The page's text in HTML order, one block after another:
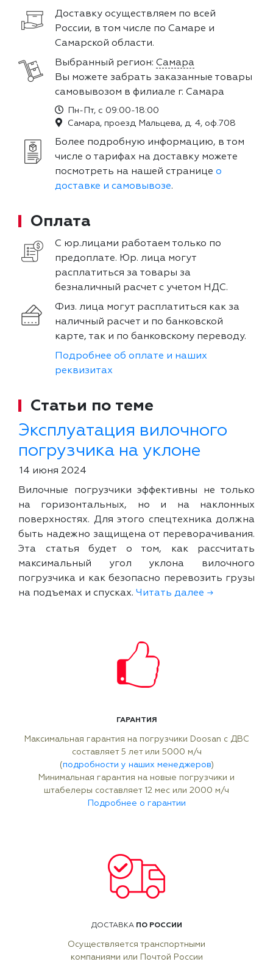
Доставку осуществляем по всей
России, в том числе по Самаре и
Самарской области.
Выбранный регион: Самара
Вы можете забрать заказанные товары
самовывозом в филиале г. Самара
Пн-Пт, с 09:00-18:00
Самара, проезд Мальцева, д. 4, оф.708
Более подробную информацию, в том
числе о тарифах на доставку можете
посмотреть на нашей странице о
доставке и самовывозе.
Оплата
С юр.лицами работаем только по
предоплате. Юр. лица могут
расплатиться за товары за
безналичный расчет с учетом НДС.
Физ. лица могут расплатиться как за
наличный расчет и по банковской
карте, так и по банковскому переводу.
Подробнее об оплате и наших
реквизитах
Статьи по теме
Эксплуатация вилочного
погрузчика на уклоне
14 июня 2024
Вилочные погрузчики эффективны не только
на горизонтальных, но и на наклонных
поверхностях. Для этого спецтехника должна
быть надежно защищена от переворачивания.
Эта статья будет о том, как рассчитать
максимальный угол уклона вилочного
погрузчика и как безопасно перевозить грузы
на подъемах и спусках. Читать далее →
ГАРАНТИЯ
Максимальная гарантия на погрузчики Doosan с ДВС
составляет 5 лет или 5000 м/ч
(подробности у наших менеджеров)
Минимальная гарантия на новые погрузчики и
штабелеры составляет 12 мес или 2000 м/ч
Подробнее о гарантии
ДОСТАВКА ПО РОССИИ
Осуществляется транспортными
компаниями или Почтой России